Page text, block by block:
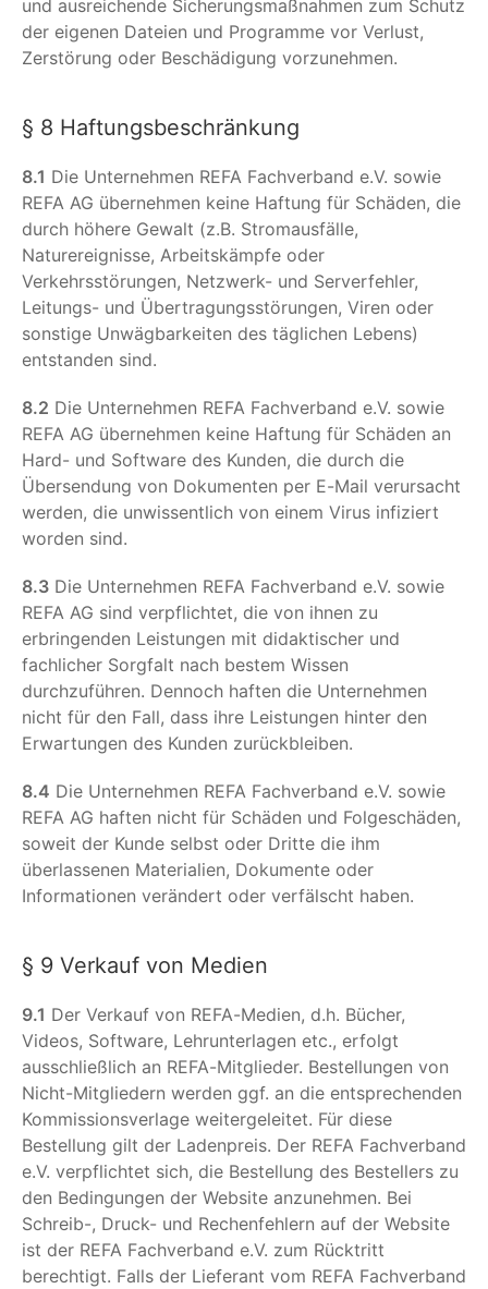
und ausreichende Sicherungsmaßnahmen zum Schutz
der eigenen Dateien und Programme vor Verlust,
Zerstörung oder Beschädigung vorzunehmen.
§ 8 Haftungsbeschränkung
8.1 Die Unternehmen REFA Fachverband e.V. sowie
REFA AG übernehmen keine Haftung für Schäden, die
durch höhere Gewalt (z.B. Stromausfälle,
Naturereignisse, Arbeitskämpfe oder
Verkehrsstörungen, Netzwerk- und Serverfehler,
Leitungs- und Übertragungsstörungen, Viren oder
sonstige Unwägbarkeiten des täglichen Lebens)
entstanden sind.
8.2 Die Unternehmen REFA Fachverband e.V. sowie
REFA AG übernehmen keine Haftung für Schäden an
Hard- und Software des Kunden, die durch die
Übersendung von Dokumenten per E-Mail verursacht
werden, die unwissentlich von einem Virus infiziert
worden sind.
8.3 Die Unternehmen REFA Fachverband e.V. sowie
REFA AG sind verpflichtet, die von ihnen zu
erbringenden Leistungen mit didaktischer und
fachlicher Sorgfalt nach bestem Wissen
durchzuführen. Dennoch haften die Unternehmen
nicht für den Fall, dass ihre Leistungen hinter den
Erwartungen des Kunden zurückbleiben.
8.4 Die Unternehmen REFA Fachverband e.V. sowie
REFA AG haften nicht für Schäden und Folgeschäden,
soweit der Kunde selbst oder Dritte die ihm
überlassenen Materialien, Dokumente oder
Informationen verändert oder verfälscht haben.
§ 9 Verkauf von Medien
9.1 Der Verkauf von REFA-Medien, d.h. Bücher,
Videos, Software, Lehrunterlagen etc., erfolgt
ausschließlich an REFA-Mitglieder. Bestellungen von
Nicht-Mitgliedern werden ggf. an die entsprechenden
Kommissionsverlage weitergeleitet. Für diese
Bestellung gilt der Ladenpreis. Der REFA Fachverband
e.V. verpflichtet sich, die Bestellung des Bestellers zu
den Bedingungen der Website anzunehmen. Bei
Schreib-, Druck- und Rechenfehlern auf der Website
ist der REFA Fachverband e.V. zum Rücktritt
berechtigt. Falls der Lieferant vom REFA Fachverband